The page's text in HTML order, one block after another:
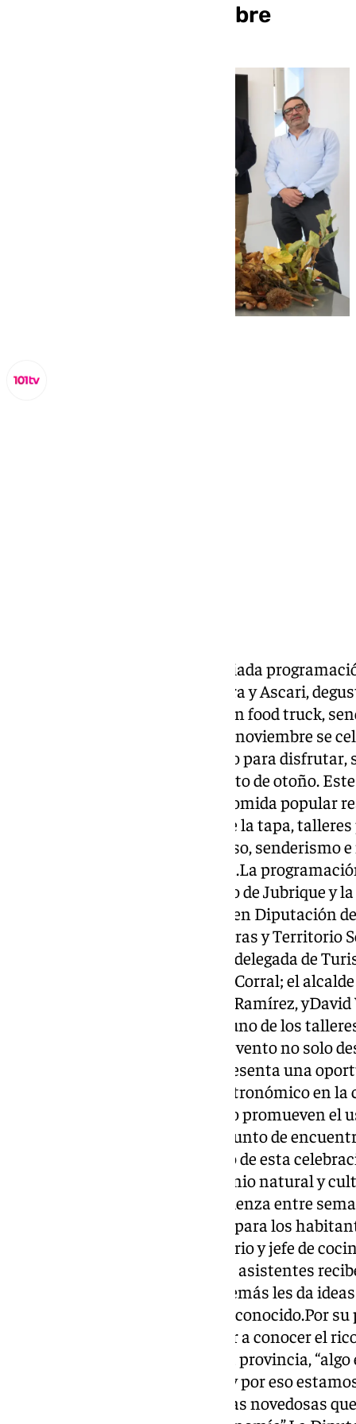
del 14 al 17 de noviembre
Del 14 al 17 de noviembre, la variada
en directo de chefs de La Donaira y Ascari,
tapa, mercado gastronómico con food truck,
otras actividades.Del 14 al 17 de noviembre se
Castañas de Jubrique, un evento para
gastronomía que ofrece este fruto de otoño.
en directo con degustaciones, comida popular
catas, cocina y maridaje, ruta de la tapa,
mercado gastronómico, concurso, senderismo
en vivo, entre una amplia oferta.La
organizado por el Ayuntamiento de Jubrique y
se ha presentado esta mañana en Diputación
vicepresidente de Infraestructuras y Territorio
institución,Cristóbal Ortega; la delegada de
Junta de Andalucía, Gemmadel Corral; el
la concejala del municipio Nila Ramírez,
Daver de Ronda, que impartirá uno de los
programa de actividades.»Este evento no solo
castaña, sino que también representa una
reafirme como un referente gastronómico en la
Benítez. «Estas jornadas no solo promueven el
sino que, además, generan un punto de
el paisaje se fusionan, haciendo de esta
quienes valoran el rico patrimonio natural y
alcalde.Hashtag Castañas comienza entre
‘La cocina de otoño en el Genal’ para los
imparte Mariano Ruiz, propietario y jefe de
Benalauría. De esta manera, los asistentes
en práctica en sus cocinas y además les da
fruto muy versátil y a su vez desconocido.Por
destacado la importancia de dar a conocer el
cultural y medioambiental de la provincia,
trabajado desde la Diputación, y por eso
municipios quetienen iniciativas novedosas